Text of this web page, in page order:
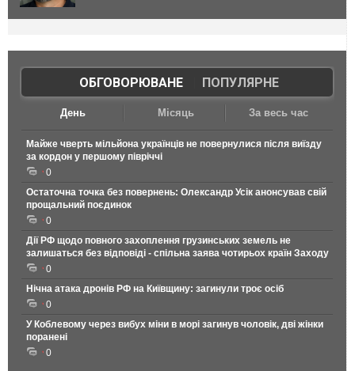
ОБГОВОРЮВАНЕ| ПОПУЛЯРНЕ
День Місяць За весь час
Майже чверть мільйона українців не повернулися після виїзду
за кордон у першому півріччі
0
Остаточна точка без повернень: Олександр Усік анонсував свій
прощальний поєдинок
0
Дії РФ щодо повного захоплення грузинських земель не
залишаться без відповіді - спільна заява чотирьох країн Заходу
0
Нічна атака дронів РФ на Київщину: загинули троє осіб
0
У Коблевому через вибух міни в морі загинув чоловік, дві жінки
поранені
0